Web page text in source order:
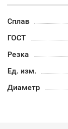
Сплав
ГОСТ
Резка
Ед. изм.
Диаметр